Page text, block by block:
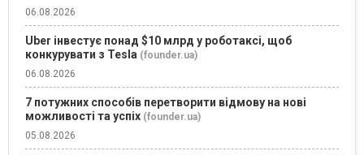
06.08.2026
Uber інвестує понад $10 млрд у роботаксі, щоб
конкурувати з Tesla (founder.ua)
06.08.2026
7 потужних способів перетворити відмову на нові
можливості та успіх (founder.ua)
05.08.2026